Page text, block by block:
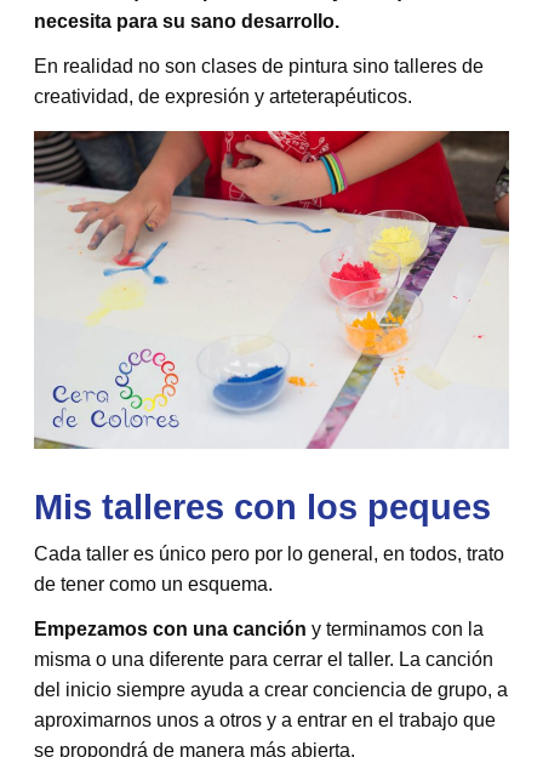
necesita para su sano desarrollo.
En realidad no son clases de pintura sino talleres de
creatividad, de expresión y arteterapéuticos.
Mis talleres con los peques
Cada taller es único pero por lo general, en todos, trato
de tener como un esquema.
Empezamos con una canción y terminamos con la
misma o una diferente para cerrar el taller. La canción
del inicio siempre ayuda a crear conciencia de grupo, a
aproximarnos unos a otros y a entrar en el trabajo que
se propondrá de manera más abierta.